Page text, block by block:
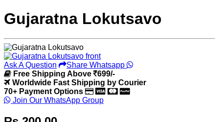
Gujaratna Lokutsavo
Ask A Question
Share Whatsapp
Free Shipping Above
699/-
Worldwide Fast Shipping by Courier
70+ Payment Options
Join Our WhatsApp Group